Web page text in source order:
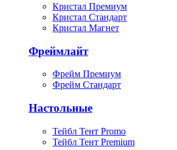
Кристал Премиум
Кристал Стандарт
Кристал Магнет
Фреймлайт
Фрейм Премиум
Фрейм Стандарт
Настольные
Тейбл Тент Promo
Тейбл Тент Premium